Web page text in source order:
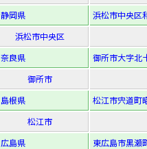
静岡県
浜松市中央区
浜松市中央区
奈良県
御所市大字北
御所市
島根県
松江市宍道町
松江市
広島県
東広島市黒瀬